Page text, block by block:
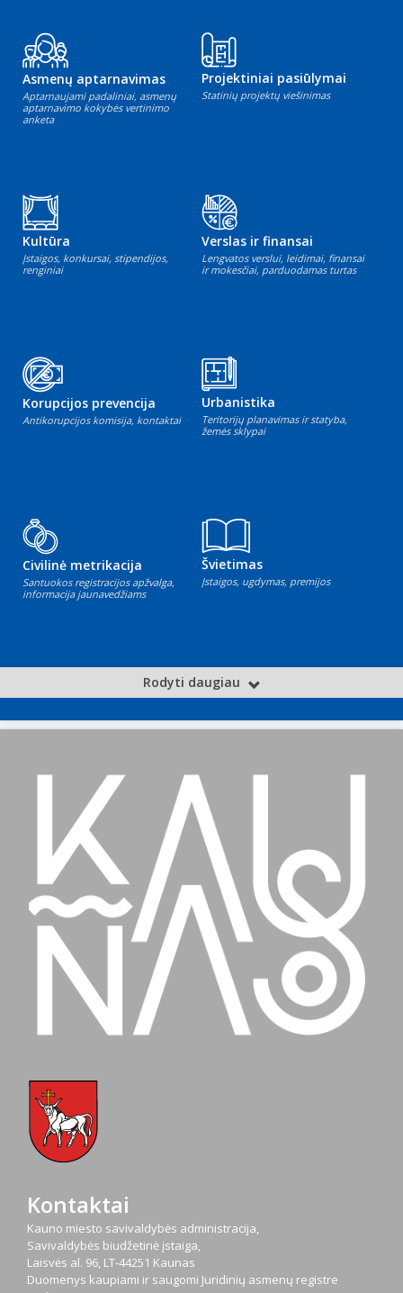
Asmenų aptarnavimas
Aptarnaujami padaliniai, asmenų
aptarnavimo kokybės vertinimo
anketa
Projektiniai pasiūlymai
Statinių projektų viešinimas
Kultūra
Įstaigos, konkursai, stipendijos,
renginiai
Verslas ir finansai
Lengvatos verslui, leidimai, finansai
ir mokesčiai, parduodamas turtas
Korupcijos prevencija
Antikorupcijos komisija, kontaktai
Urbanistika
Teritorijų planavimas ir statyba,
žemės sklypai
Civilinė metrikacija
Santuokos registracijos apžvalga,
informacija jaunavedžiams
Švietimas
Įstaigos, ugdymas, premijos
Rodyti daugiau
Kontaktai
Kauno miesto savivaldybės administracija,
Savivaldybės biudžetinė įstaiga,
Laisvės al. 96, LT-44251 Kaunas
Duomenys kaupiami ir saugomi Juridinių asmenų registre